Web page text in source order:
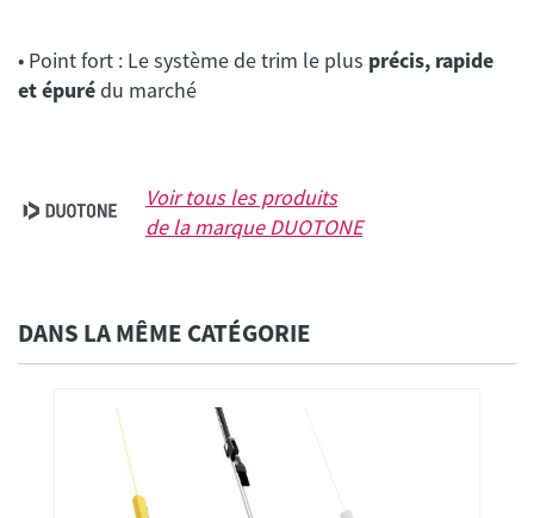
• Point fort : Le système de trim le plus précis, rapide
et épuré
Voir tous les produits
de la marqueDUOTONE
DANS LA MÊME CATÉGORIE